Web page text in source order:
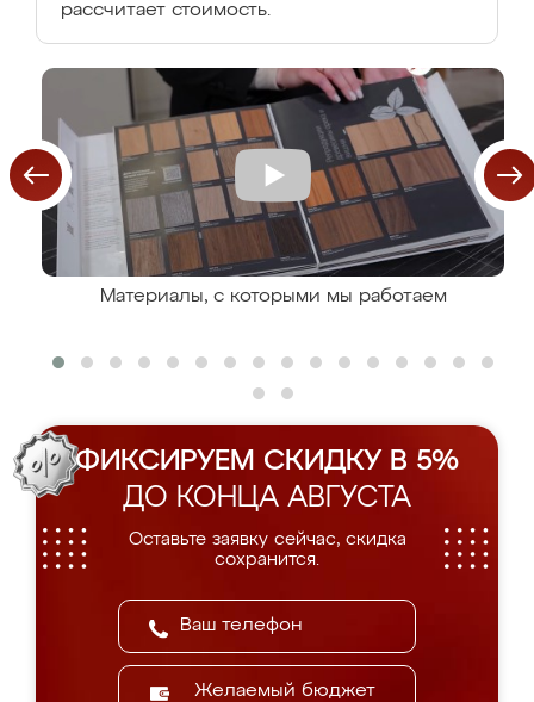
рассчитает стоимость.
Материалы, с которыми мы работаем
ФИКСИРУЕМ СКИДКУ В 5%
ДО КОНЦА АВГУСТА
Оставьте заявку сейчас, скидка
сохранится.
Желаемый бюджет